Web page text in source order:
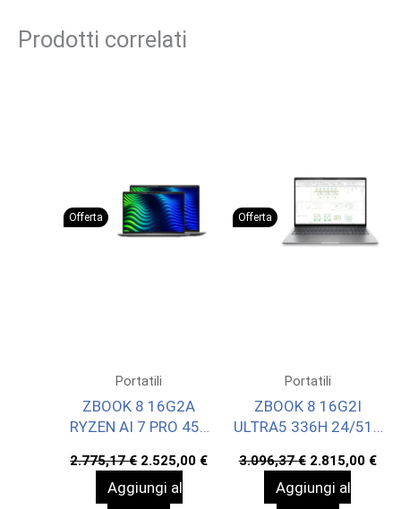
Prodotti correlati
Offerta
Portatili
ZBOOK 8 16G2A
RYZEN AI 7 PRO 450
2.775,17€ Il
prezzo
originale
2.525,00 €Il
prezzo
Aggiungi al
Offerta
Portatili
ZBOOK 8 16G2I
ULTRA5 336H 24/512
3.096,37€ Il
prezzo
originale
2.815,00 €Il
Aggiungi al